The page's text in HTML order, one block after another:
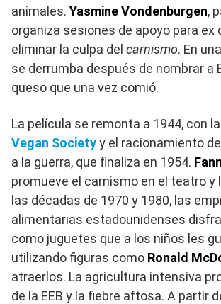
animales. Yasmine Vondenburgen,
organiza sesiones de apoyo para ex
eliminar la culpa del carnismo. En
se derrumba después de nombrar a
queso que una vez comió.
La película se remonta a 1944, con
Vegan Societyy el racionamiento
a la guerra, que finaliza en 1954.
promueve el carnismo en el teatro y
las décadas de 1970 y 1980, las
alimentarias estadounidenses
como juguetes que a los niños les
utilizando figuras como Ronald
atraerlos. La agricultura intensiva
de la EEB y la fiebre aftosa. A partir